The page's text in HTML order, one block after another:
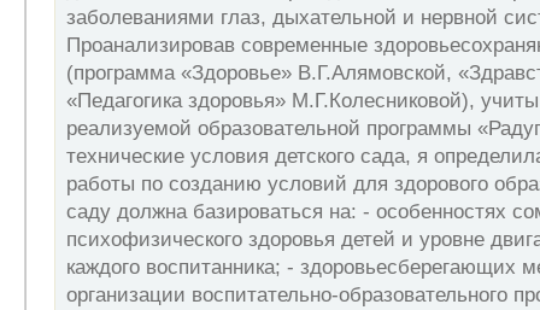
заболеваниями глаз, дыхательной и нервной
Проанализировав современные
(программа «Здоровье» В.Г.Алямовской,
«Педагогика здоровья» М.Г.Колесниковой),
реализуемой образовательной программы
технические условия детского сада, я
работы по созданию условий для здорового
саду должна базироваться на: - особенностях
психофизического здоровья детей и уровне
каждого воспитанника; - здоровьесберегающих
организации воспитательно-образовательного